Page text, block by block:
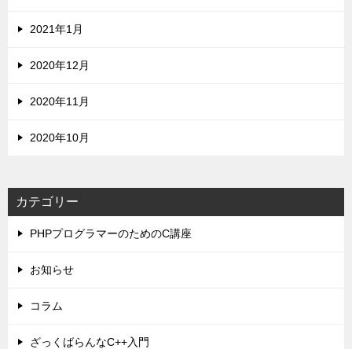
2021年1月
2020年12月
2020年11月
2020年10月
カテゴリー
PHPプログラマーのためのC講座
お知らせ
コラム
ざっくばらんなC++入門